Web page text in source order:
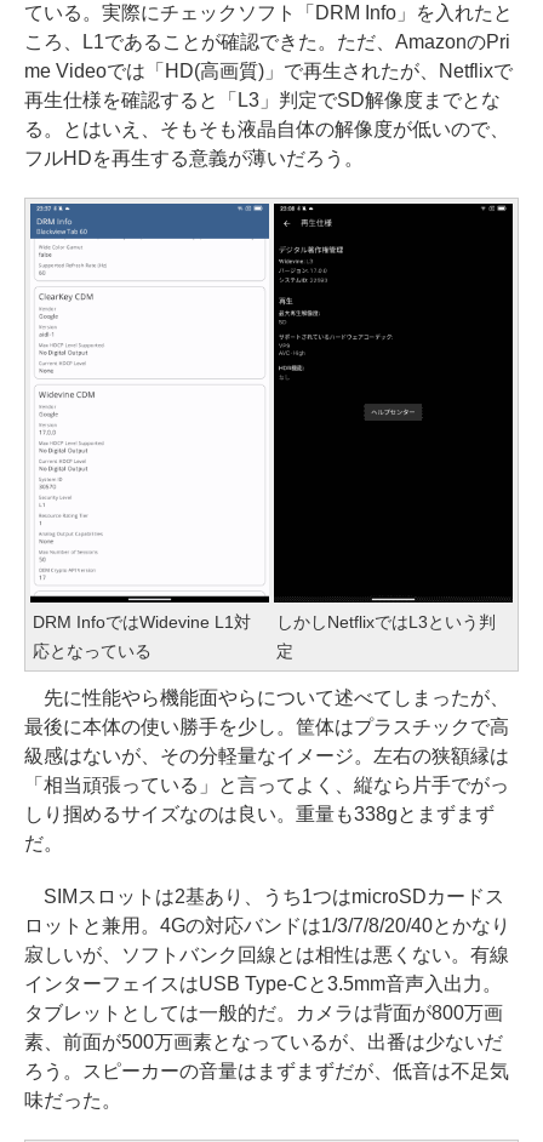
ている。実際にチェックソフト「DRM Info」を入れたと
ころ、L1であることが確認できた。ただ、AmazonのPri
me Videoでは「HD(高画質)」で再生されたが、Netflixで
再生仕様を確認すると「L3」判定でSD解像度までとな
る。とはいえ、そもそも液晶自体の解像度が低いので、
フルHDを再生する意義が薄いだろう。
DRM InfoではWidevine L1対
応となっている
しかしNetflixではL3という判
定
先に性能やら機能面やらについて述べてしまったが、
最後に本体の使い勝手を少し。筐体はプラスチックで高
級感はないが、その分軽量なイメージ。左右の狭額縁は
「相当頑張っている」と言ってよく、縦なら片手でがっ
しり掴めるサイズなのは良い。重量も338gとまずまず
だ。
SIMスロットは2基あり、うち1つはmicroSDカードス
ロットと兼用。4Gの対応バンドは1/3/7/8/20/40とかなり
寂しいが、ソフトバンク回線とは相性は悪くない。有線
インターフェイスはUSB Type-Cと3.5mm音声入出力。
タブレットとしては一般的だ。カメラは背面が800万画
素、前面が500万画素となっているが、出番は少ないだ
ろう。スピーカーの音量はまずまずだが、低音は不足気
味だった。